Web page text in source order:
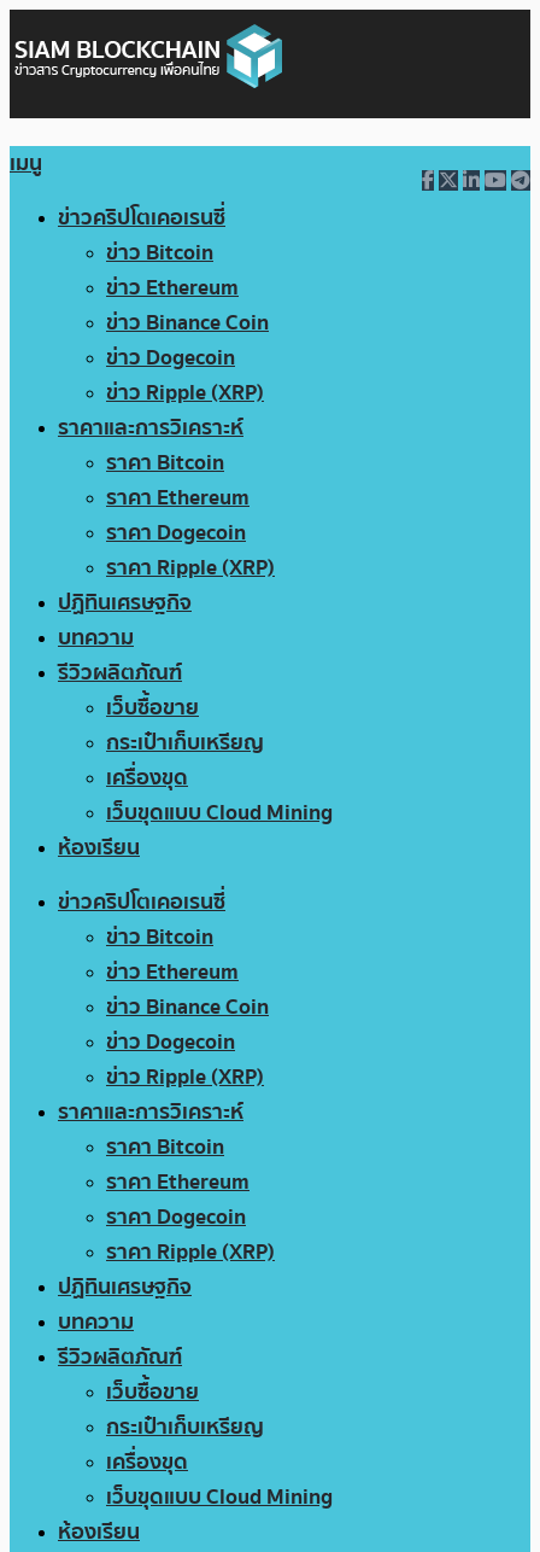
เมนู
ข่าวคริปโตเคอเรนซี่
ข่าว Bitcoin
ข่าว Ethereum
ข่าว Binance Coin
ข่าว Dogecoin
ข่าว Ripple (XRP)
ราคาและการวิเคราะห์
ราคา Bitcoin
ราคา Ethereum
ราคา Dogecoin
ราคา Ripple (XRP)
ปฏิทินเศรษฐกิจ
บทความ
รีวิวผลิตภัณฑ์
เว็บซื้อขาย
กระเป๋าเก็บเหรียญ
เครื่องขุด
เว็บขุดแบบ Cloud Mining
ห้องเรียน
ข่าวคริปโตเคอเรนซี่
ข่าว Bitcoin
ข่าว Ethereum
ข่าว Binance Coin
ข่าว Dogecoin
ข่าว Ripple (XRP)
ราคาและการวิเคราะห์
ราคา Bitcoin
ราคา Ethereum
ราคา Dogecoin
ราคา Ripple (XRP)
ปฏิทินเศรษฐกิจ
บทความ
รีวิวผลิตภัณฑ์
เว็บซื้อขาย
กระเป๋าเก็บเหรียญ
เครื่องขุด
เว็บขุดแบบ Cloud Mining
ห้องเรียน